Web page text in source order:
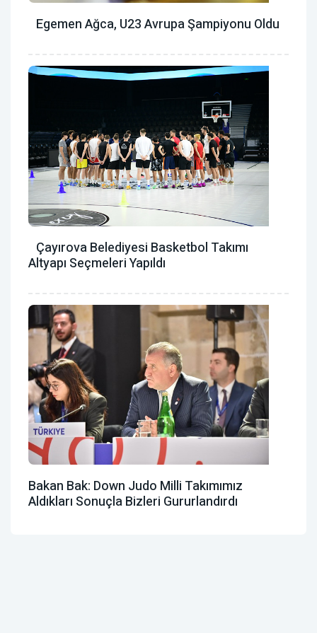
Egemen Ağca, U23 Avrupa Şampiyonu Oldu
Çayırova Belediyesi Basketbol Takımı
Altyapı Seçmeleri Yapıldı
Bakan Bak: Down Judo Milli Takımımız
Aldıkları Sonuçla Bizleri Gururlandırdı